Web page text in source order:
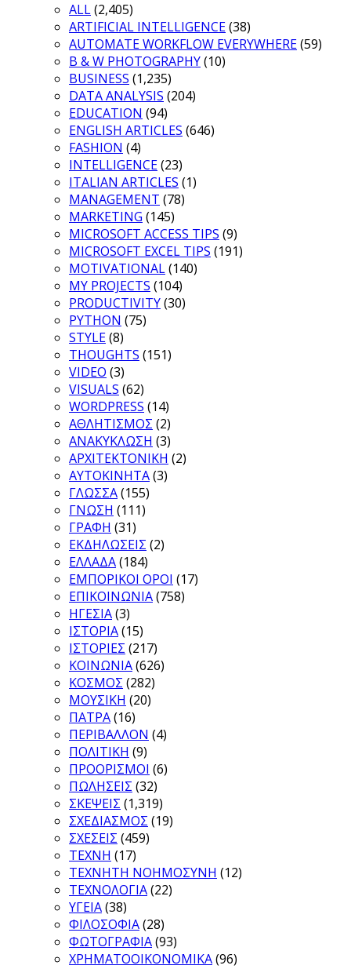
ALL(2,405)
ARTIFICIAL INTELLIGENCE(38)
AUTOMATE WORKFLOW EVERYWHERE(59)
B & W PHOTOGRAPHY(10)
BUSINESS (1,235)
DATA ANALYSIS (204)
EDUCATION (94)
ENGLISH ARTICLES (646)
FASHION (4)
INTELLIGENCE(23)
ITALIAN ARTICLES (1)
MANAGEMENT (78)
MARKETING (145)
MICROSOFT ACCESS TIPS (9)
MICROSOFT EXCEL TIPS (191)
MOTIVATIONAL(140)
MY PROJECTS (104)
PRODUCTIVITY(30)
PYTHON (75)
STYLE(8)
THOUGHTS (151)
VIDEO (3)
VISUALS (62)
WORDPRESS (14)
ΑΘΛΗΤΙΣΜΟΣ (2)
ΑΝΑΚΥΚΛΩΣΗ (3)
ΑΡΧΙΤΕΚΤΟΝΙΚΗ (2)
ΑΥΤΟΚΙΝΗΤΑ(3)
ΓΛΩΣΣΑ(155)
ΓΝΩΣΗ (111)
ΓΡΑΦΗ (31)
ΕΚΔΗΛΩΣΕΙΣ (2)
ΕΛΛΑΔΑ(184)
ΕΜΠΟΡΙΚΟΙ ΟΡΟΙ (17)
ΕΠΙΚΟΙΝΩΝΙΑ(758)
ΗΓΕΣΙΑ(3)
ΙΣΤΟΡΙΑ(15)
ΙΣΤΟΡΙΕΣ (217)
ΚΟΙΝΩΝΙΑ(626)
ΚΟΣΜΟΣ (282)
ΜΟΥΣΙΚΗ (20)
ΠΑΤΡΑ(16)
ΠΕΡΙΒΑΛΛΟΝ (4)
ΠΟΛΙΤΙΚΗ (9)
ΠΡΟΟΡΙΣΜΟΙ (6)
ΠΩΛΗΣΕΙΣ (32)
ΣΚΕΨΕΙΣ (1,319)
ΣΧΕΔΙΑΣΜΟΣ (19)
ΣΧΕΣΕΙΣ (459)
ΤΕΧΝΗ (17)
ΤΕΧΝΗΤΗ ΝΟΗΜΟΣΥΝΗ (12)
ΤΕΧΝΟΛΟΓΙΑ(22)
ΥΓΕΙΑ(38)
ΦΙΛΟΣΟΦΙΑ(28)
ΦΩΤΟΓΡΑΦΙΑ(93)
ΧΡΗΜΑΤΟΟΙΚΟΝΟΜΙΚΑ(96)